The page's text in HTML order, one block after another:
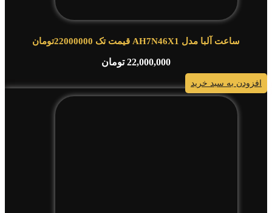
ساعت آلبا مدل AH7N46X1 قیمت تک 22000000تومان
22,000,000 تومان
افزودن به سبد خرید